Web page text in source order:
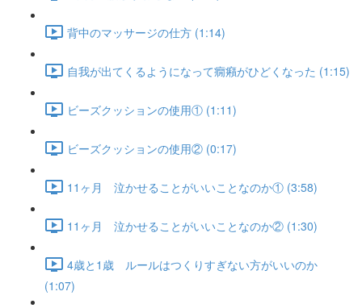
背中のマッサージの仕方 (1:14)
自我が出てくるようになって癇癪がひどくなった (1:15)
ビーズクッションの使用① (1:11)
ビーズクッションの使用② (0:17)
11ヶ月 泣かせることがいいことなのか① (3:58)
11ヶ月 泣かせることがいいことなのか② (1:30)
4歳と1歳 ルールはつくりすぎない方がいいのか
(1:07)